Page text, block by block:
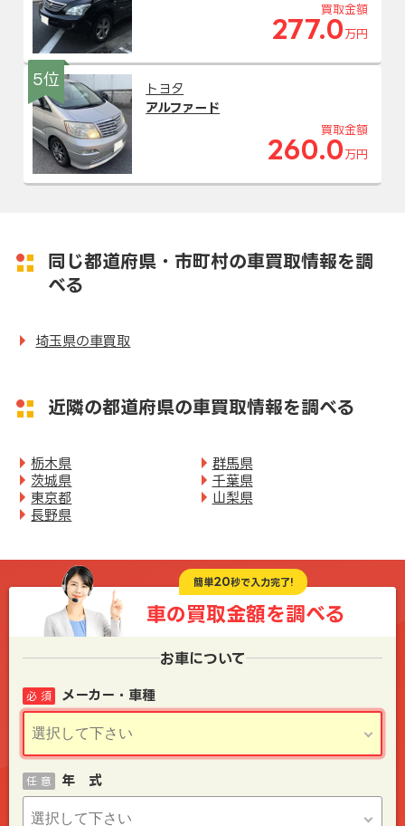
買取金額
277.0 万円
5位
トヨタ
アルファード
買取金額
260.0 万円
同じ都道府県・市町村の車買取情報を調
べる
埼玉県の車買取
近隣の都道府県の車買取情報を調べる
栃木県
群馬県
茨城県
千葉県
東京都
山梨県
長野県
簡単20秒で入力完了!
車の買取金額を調べる
お車について
メーカー・車種
必 須
年 式
任 意